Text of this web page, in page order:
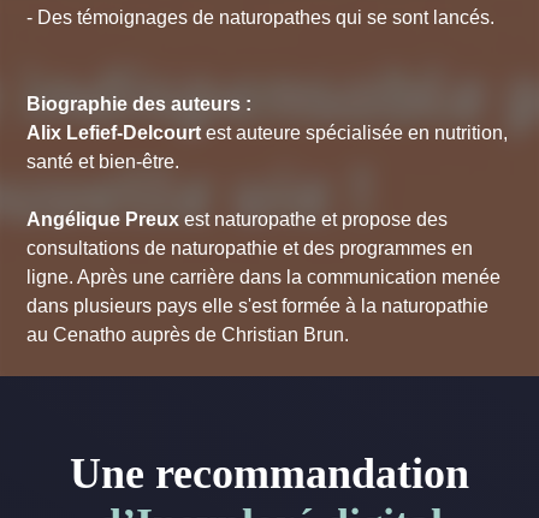
- Des témoignages de naturopathes qui se sont lancés.
Biographie des auteurs :
Alix Lefief-Delcourt est auteure spécialisée en nutrition,
santé et bien-être.
Angélique Preux est naturopathe et propose des
consultations de naturopathie et des programmes en
ligne. Après une carrière dans la communication menée
dans plusieurs pays elle s'est formée à la naturopathie
au Cenatho auprès de Christian Brun.
Une recommandation